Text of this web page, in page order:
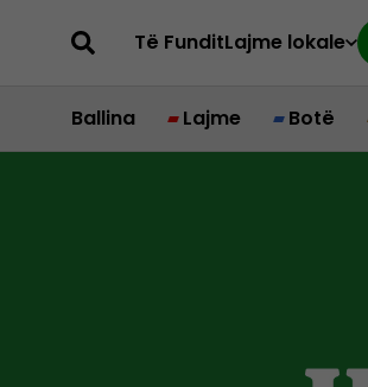
Të FunditLajme lokale
Ballina Lajme Botë